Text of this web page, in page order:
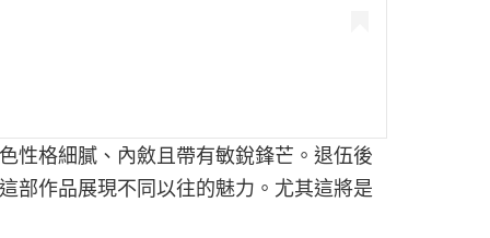
性格細膩、內斂且帶有敏銳鋒芒。退伍後
部作品展現不同以往的魅力。尤其這將是